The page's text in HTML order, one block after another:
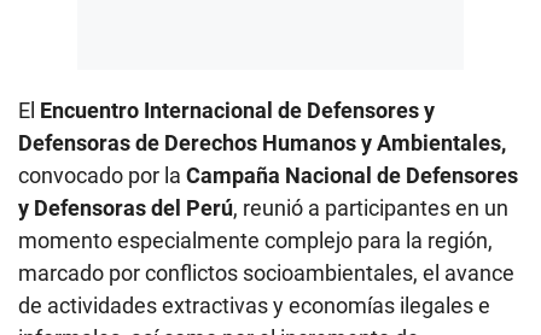
El Encuentro Internacional de Defensores y
Defensoras de Derechos Humanos y Ambientales,
convocado por la Campaña Nacional de Defensores
y Defensoras del Perú, reunió a participantes en un
momento especialmente complejo para la región,
marcado por conflictos socioambientales, el avance
de actividades extractivas y economías ilegales e